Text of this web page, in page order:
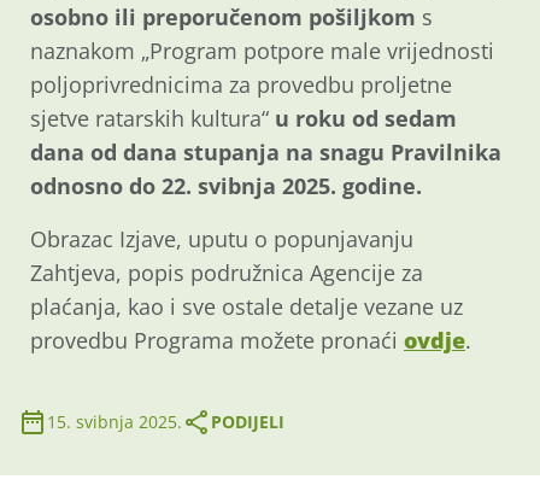
osobno ili preporučenom pošiljkom s
naznakom „Program potpore male vrijednosti
poljoprivrednicima za provedbu proljetne
sjetve ratarskih kultura“ u roku od sedam
dana od dana stupanja na snagu Pravilnika
odnosno do 22. svibnja 2025. godine.
Obrazac Izjave, uputu o popunjavanju
Zahtjeva, popis podružnica Agencije za
plaćanja, kao i sve ostale detalje vezane uz
provedbu Programa možete pronaći ovdje.
15. svibnja 2025. PODIJELI